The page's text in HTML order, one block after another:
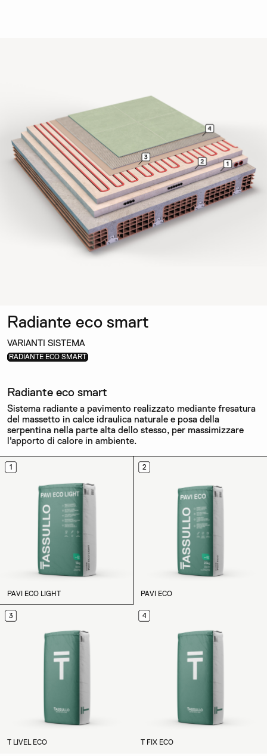
Radiante eco smart
VARIANTI SISTEMA
RADIANTE ECO SMART
Radiante eco smart
Sistema radiante a pavimento realizzato mediante fresatura
del massetto in calce idraulica naturale e posa della
serpentina nella parte alta dello stesso, per massimizzare
l'apporto di calore in ambiente.
1
PAVI ECO LIGHT
2
PAVI ECO
3
T LIVEL ECO
4
T FIX ECO